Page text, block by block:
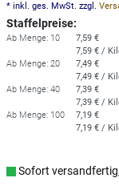
* inkl. ges. MwSt. zzgl.
Staffelpreise:
Ab Menge: 10
7,59 €
7,59 € /
Ab Menge: 20
7,49 €
7,49 € /
Ab Menge: 40
7,39 €
7,39 € /
Ab Menge: 100
7,19 €
7,19 € /
Sofort